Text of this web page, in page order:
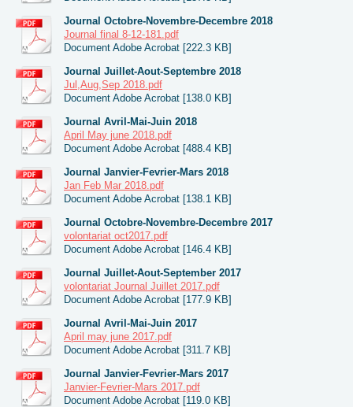
Journal Octobre-Novembre-Decembre 2018
Journal final 8-12-181.pdf
Document Adobe Acrobat [222.3 KB]
Journal Juillet-Aout-Septembre 2018
Jul,Aug,Sep 2018.pdf
Document Adobe Acrobat [138.0 KB]
Journal Avril-Mai-Juin 2018
April May june 2018.pdf
Document Adobe Acrobat [488.4 KB]
Journal Janvier-Fevrier-Mars 2018
Jan Feb Mar 2018.pdf
Document Adobe Acrobat [138.1 KB]
Journal Octobre-Novembre-Decembre 2017
volontariat oct2017.pdf
Document Adobe Acrobat [146.4 KB]
Journal Juillet-Aout-September 2017
volontariat Journal Juillet 2017.pdf
Document Adobe Acrobat [177.9 KB]
Journal Avril-Mai-Juin 2017
April may june 2017.pdf
Document Adobe Acrobat [311.7 KB]
Journal Janvier-Fevrier-Mars 2017
Janvier-Fevrier-Mars 2017.pdf
Document Adobe Acrobat [119.0 KB]